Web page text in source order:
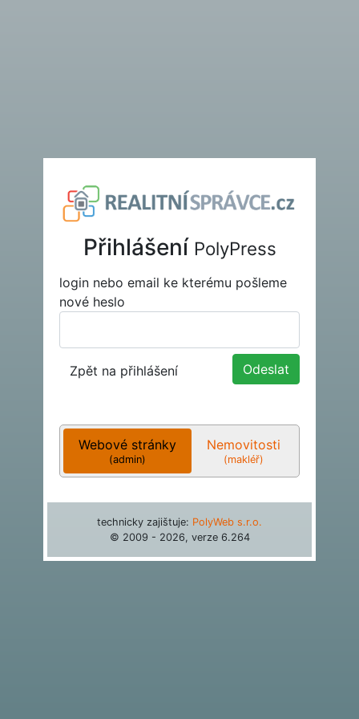
Přihlášení PolyPress
login nebo email ke kterému pošleme
nové heslo
Zpět na přihlášení
Webové stránky
(admin)
Nemovitosti
(makléř)
technicky zajištuje: PolyWeb s.r.o.
© 2009 - 2026, verze 6.264